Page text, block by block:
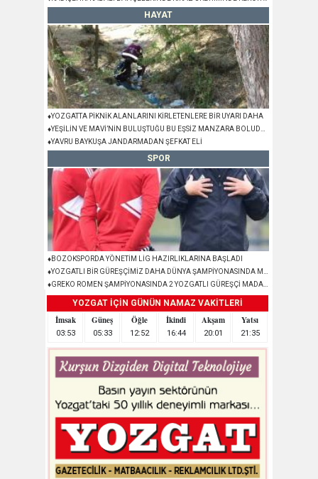
HAYAT
♦YOZGATTA PİKNİK ALANLARINI KİRLETENLERE BİR UYARI DAHA
♦YAVRU BAYKUŞA JANDARMADAN ŞEFKAT ELİ
SPOR
♦BOZOKSPORDA YÖNETİM LİG HAZIRLIKLARINA BAŞLADI
♦YOZGATLI BİR GÜREŞÇİMİZ DAHA DÜNYA ŞAMPİYONASINDA MADALYA KAZANDI
♦GREKO ROMEN ŞAMPİYONASINDA 2 YOZGATLI GÜREŞÇİ MADALYA KAZANDI
YOZGAT İÇİN GÜNÜN NAMAZ VAKİTLERİ
İmsak
03:53
Güneş
05:33
Öğle
12:52
İkindi
16:44
Akşam
20:01
Yatsı
21:35